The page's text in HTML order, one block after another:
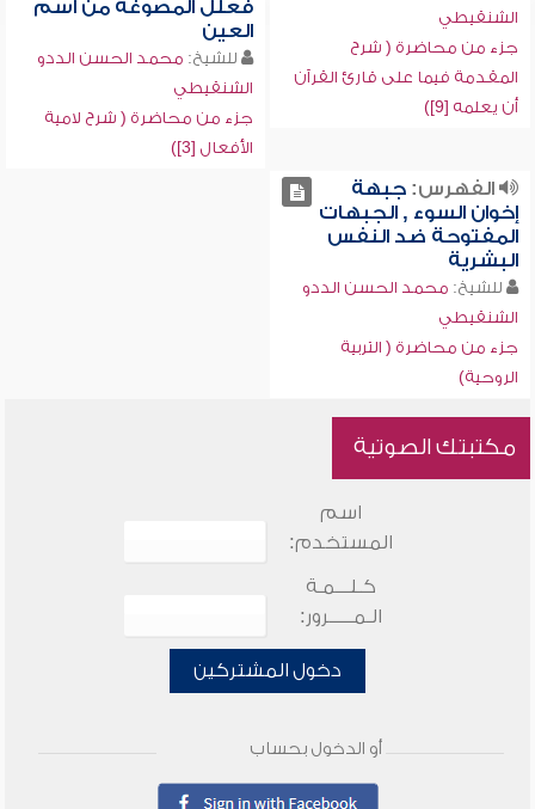
الشنقيطي
جزء من محاضرة ( شرح
المقدمة فيما على قارئ القرآن
أن يعلمه [9])
فعلل المصوغة من اسم
العين
للشيخ: محمد الحسن الددو
الشنقيطي
جزء من محاضرة ( شرح لامية
الأفعال [3])
الفهرس:جبهة
إخوان السوء , الجبهات
المفتوحة ضد النفس
البشرية
للشيخ: محمد الحسن الددو
الشنقيطي
جزء من محاضرة ( التربية
الروحية)
مكتبتك الصوتية
اسم
المستخدم:
كـلـــمـة
الـمـــــرور:
دخول المشتركين
أو الدخول بحساب